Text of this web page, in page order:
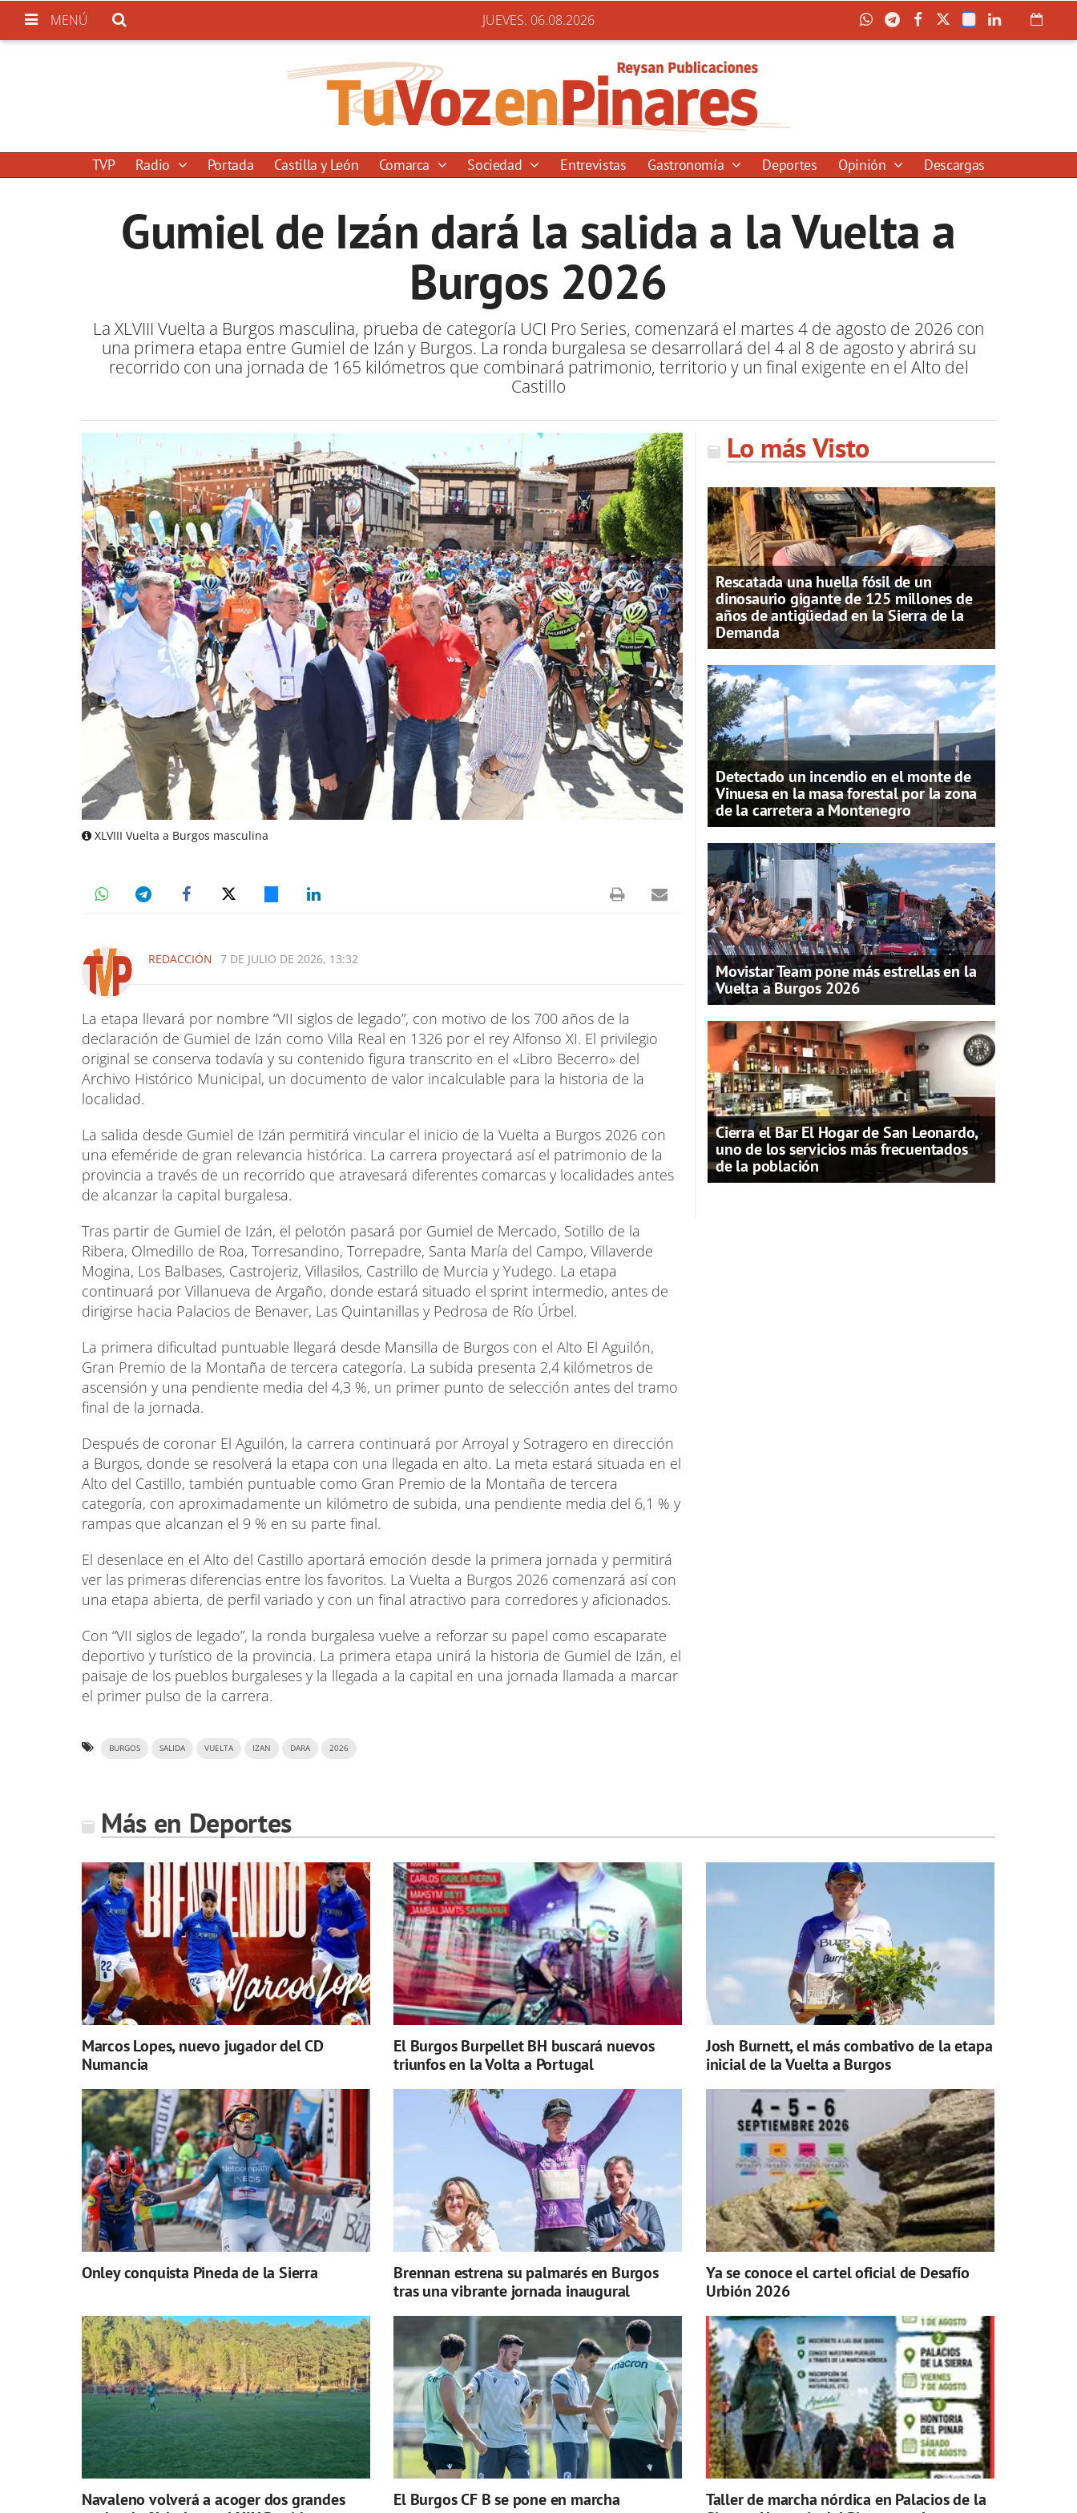
MENÚ JUEVES. 06.08.2026
TVP Radio Portada Castilla y León Comarca Sociedad Entrevistas Gastronomía Deportes Opinión Descargas
Gumiel de Izán dará la salida a la Vuelta a
Burgos 2026
La XLVIII Vuelta a Burgos masculina, prueba de categoría UCI Pro Series, comenzará el martes 4 de agosto de 2026 con
una primera etapa entre Gumiel de Izán y Burgos. La ronda burgalesa se desarrollará del 4 al 8 de agosto y abrirá su
recorrido con una jornada de 165 kilómetros que combinará patrimonio, territorio y un final exigente en el Alto del
Castillo
XLVIII Vuelta a Burgos masculina
REDACCIÓN 7 DE JULIO DE 2026, 13:32
La etapa llevará por nombre “VII siglos de legado”, con motivo de los 700 años de la
declaración de Gumiel de Izán como Villa Real en 1326 por el rey Alfonso XI. El privilegio
original se conserva todavía y su contenido figura transcrito en el «Libro Becerro» del
Archivo Histórico Municipal, un documento de valor incalculable para la historia de la
localidad.
La salida desde Gumiel de Izán permitirá vincular el inicio de la Vuelta a Burgos 2026 con
una efeméride de gran relevancia histórica. La carrera proyectará así el patrimonio de la
provincia a través de un recorrido que atravesará diferentes comarcas y localidades antes
de alcanzar la capital burgalesa.
Tras partir de Gumiel de Izán, el pelotón pasará por Gumiel de Mercado, Sotillo de la
Ribera, Olmedillo de Roa, Torresandino, Torrepadre, Santa María del Campo, Villaverde
Mogina, Los Balbases, Castrojeriz, Villasilos, Castrillo de Murcia y Yudego. La etapa
continuará por Villanueva de Argaño, donde estará situado el sprint intermedio, antes de
dirigirse hacia Palacios de Benaver, Las Quintanillas y Pedrosa de Río Úrbel.
La primera dificultad puntuable llegará desde Mansilla de Burgos con el Alto El Aguilón,
Gran Premio de la Montaña de tercera categoría. La subida presenta 2,4 kilómetros de
ascensión y una pendiente media del 4,3 %, un primer punto de selección antes del tramo
final de la jornada.
Después de coronar El Aguilón, la carrera continuará por Arroyal y Sotragero en dirección
a Burgos, donde se resolverá la etapa con una llegada en alto. La meta estará situada en el
Alto del Castillo, también puntuable como Gran Premio de la Montaña de tercera
categoría, con aproximadamente un kilómetro de subida, una pendiente media del 6,1 % y
rampas que alcanzan el 9 % en su parte final.
El desenlace en el Alto del Castillo aportará emoción desde la primera jornada y permitirá
ver las primeras diferencias entre los favoritos. La Vuelta a Burgos 2026 comenzará así con
una etapa abierta, de perfil variado y con un final atractivo para corredores y aficionados.
Con “VII siglos de legado”, la ronda burgalesa vuelve a reforzar su papel como escaparate
deportivo y turístico de la provincia. La primera etapa unirá la historia de Gumiel de Izán, el
paisaje de los pueblos burgaleses y la llegada a la capital en una jornada llamada a marcar
el primer pulso de la carrera.
BURGOS SALIDA VUELTA IZAN DARA 2026
Lo más Visto
Rescatada una huella fósil de un
dinosaurio gigante de 125 millones de
años de antigüedad en la Sierra de la
Demanda
Detectado un incendio en el monte de
Vinuesa en la masa forestal por la zona
de la carretera a Montenegro
Movistar Team pone más estrellas en la
Vuelta a Burgos 2026
Cierra el Bar El Hogar de San Leonardo,
uno de los servicios más frecuentados
de la población
Más en Deportes
Marcos Lopes, nuevo jugador del CD
Numancia
El Burgos Burpellet BH buscará nuevos
triunfos en la Volta a Portugal
Josh Burnett, el más combativo de la etapa
inicial de la Vuelta a Burgos
Onley conquista Pineda de la Sierra
Brennan estrena su palmarés en Burgos
tras una vibrante jornada inaugural
Ya se conoce el cartel oficial de Desafío
Urbión 2026
Navaleno volverá a acoger dos grandes
El Burgos CF B se pone en marcha
Taller de marcha nórdica en Palacios de la